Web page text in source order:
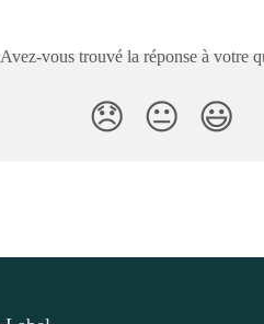
Avez-vous trouvé la réponse à votre
😞 😐 😃